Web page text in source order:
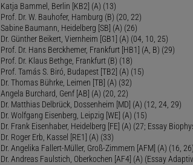
Katja Bammel, Berlin [KB2] (A) (13)
Prof. Dr. W. Bauhofer, Hamburg (B) (20, 22)
Sabine Baumann, Heidelberg [SB] (A) (26)
Dr. Günther Beikert, Viernheim [GB1] (A) (04, 10, 25)
Prof. Dr. Hans Berckhemer, Frankfurt [HB1] (A, B) (29)
Prof. Dr. Klaus Bethge, Frankfurt (B) (18)
Prof. Tamás S. Biró, Budapest [TB2] (A) (15)
Dr. Thomas Bührke, Leimen [TB] (A) (32)
Angela Burchard, Genf [AB] (A) (20, 22)
Dr. Matthias Delbrück, Dossenheim [MD] (A) (12, 24, 29)
Dr. Wolfgang Eisenberg, Leipzig [WE] (A) (15)
Dr. Frank Eisenhaber, Heidelberg [FE] (A) (27; Essay
Dr. Roger Erb, Kassel [RE1] (A) (33)
Dr. Angelika Fallert-Müller, Groß-Zimmern [AFM] (A) (16, 26)
Dr. Andreas Faulstich, Oberkochen [AF4] (A) (Essay